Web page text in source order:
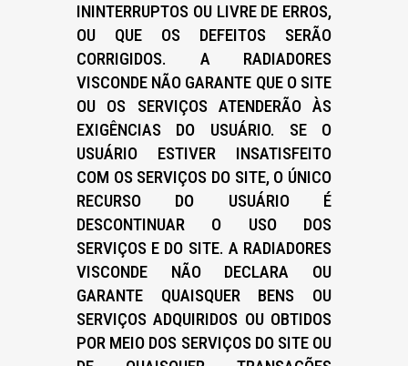
ININTERRUPTOS OU LIVRE DE ERROS,
OU QUE OS DEFEITOS SERÃO
CORRIGIDOS. A RADIADORES
VISCONDE NÃO GARANTE QUE O SITE
OU OS SERVIÇOS ATENDERÃO ÀS
EXIGÊNCIAS DO USUÁRIO. SE O
USUÁRIO ESTIVER INSATISFEITO
COM OS SERVIÇOS DO SITE, O ÚNICO
RECURSO DO USUÁRIO É
DESCONTINUAR O USO DOS
SERVIÇOS E DO SITE. A RADIADORES
VISCONDE NÃO DECLARA OU
GARANTE QUAISQUER BENS OU
SERVIÇOS ADQUIRIDOS OU OBTIDOS
POR MEIO DOS SERVIÇOS DO SITE OU